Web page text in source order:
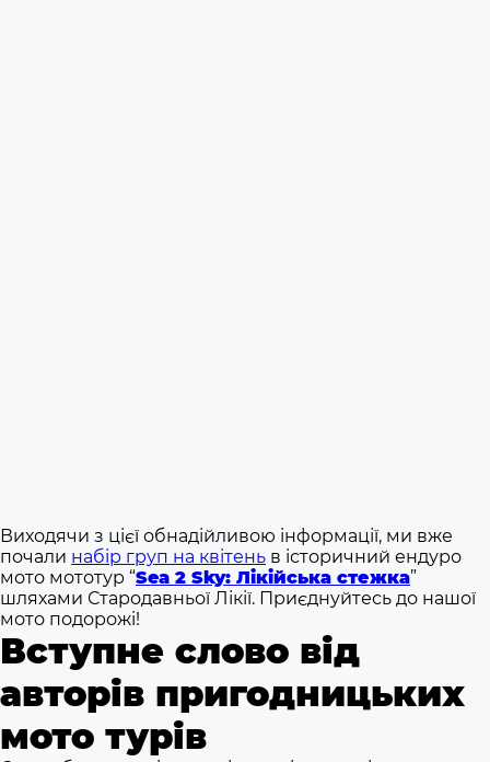
Виходячи з цієї обнадійливою інформації, ми вже
почали набір груп на квітень в історичний ендуро
мото мототур “Sea 2 Sky: Лікійська стежка”
шляхами Стародавньої Лікії. Приєднуйтесь до нашої
мото подорожі!
Вступне слово від
авторів пригодницьких
мото турів